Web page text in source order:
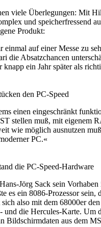
viele Überlegungen: Mit
und speicherfressend
Produkt:
auf einer Messe zu
die Absatzchancen
ein Jahr später als
den PC-Speed
einen eingeschränkt
stellen muß, mit eigenem
wie möglich ausnutzen
PC.«
die PC-Speed-Hardware
Jörg Sack sein
es ein 8086-Prozessor
also mit dem 68000er
die Hercules-Karte. Um
Bildschirmdaten aus dem